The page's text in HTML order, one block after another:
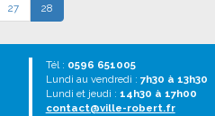
27 28
Tél : 0596 651005
Lundi au vendredi : 7h30 à 13h30
Lundi et jeudi : 14h30 à 17h00
contact@ville-robert.fr